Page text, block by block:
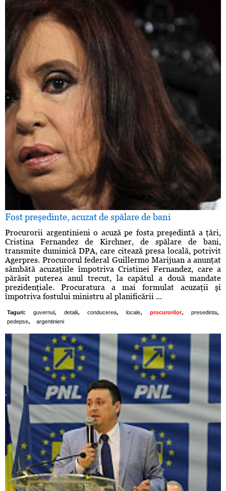
Fost preşedinte, acuzat de spălare de bani
Procurorii argentinieni o acuză pe fosta preşedintă a ţări,
Cristina Fernandez de Kirchner, de spălare de bani,
transmite duminică DPA, care citează presa locală, potrivit
Agerpres. Procurorul federal Guillermo Marijuan a anunţat
sâmbătă acuzaţiile împotriva Cristinei Fernandez, care a
părăsit puterea anul trecut, la capătul a două mandate
prezidenţiale. Procuratura a mai formulat acuzaţii şi
împotriva fostului ministru al planificării ...
Taguri: guvernul , detalii, conducerea, locale, procurorilor, presedinta,
pedepse, argentinieni